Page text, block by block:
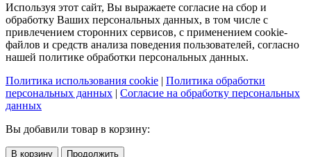
Используя этот сайт, Вы выражаете согласие на сбор и
обработку Ваших персональных данных, в том числе с
привлечением сторонних сервисов, с применением cookie-
файлов и средств анализа поведения пользователей, согласно
нашей политике обработки персональных данных.
Политика использования cookie | Политика обработки
персональных данных | Согласие на обработку персональных
данных
Вы добавили товар в корзину:
В корзину Продолжить